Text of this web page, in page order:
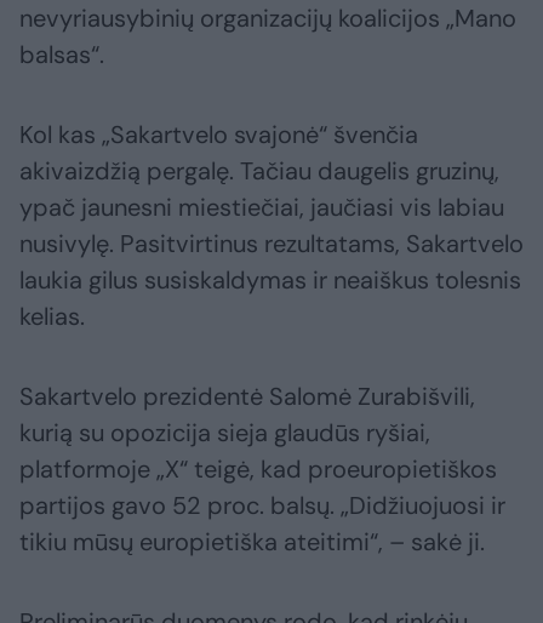
nevyriausybinių organizacijų koalicijos „Mano
balsas“.
Kol kas „Sakartvelo svajonė“ švenčia
akivaizdžią pergalę. Tačiau daugelis gruzinų,
ypač jaunesni miestiečiai, jaučiasi vis labiau
nusivylę. Pasitvirtinus rezultatams, Sakartvelo
laukia gilus susiskaldymas ir neaiškus tolesnis
kelias.
Sakartvelo prezidentė Salomė Zurabišvili,
kurią su opozicija sieja glaudūs ryšiai,
platformoje „X“ teigė, kad proeuropietiškos
partijos gavo 52 proc. balsų. „Didžiuojuosi ir
tikiu mūsų europietiška ateitimi“, – sakė ji.